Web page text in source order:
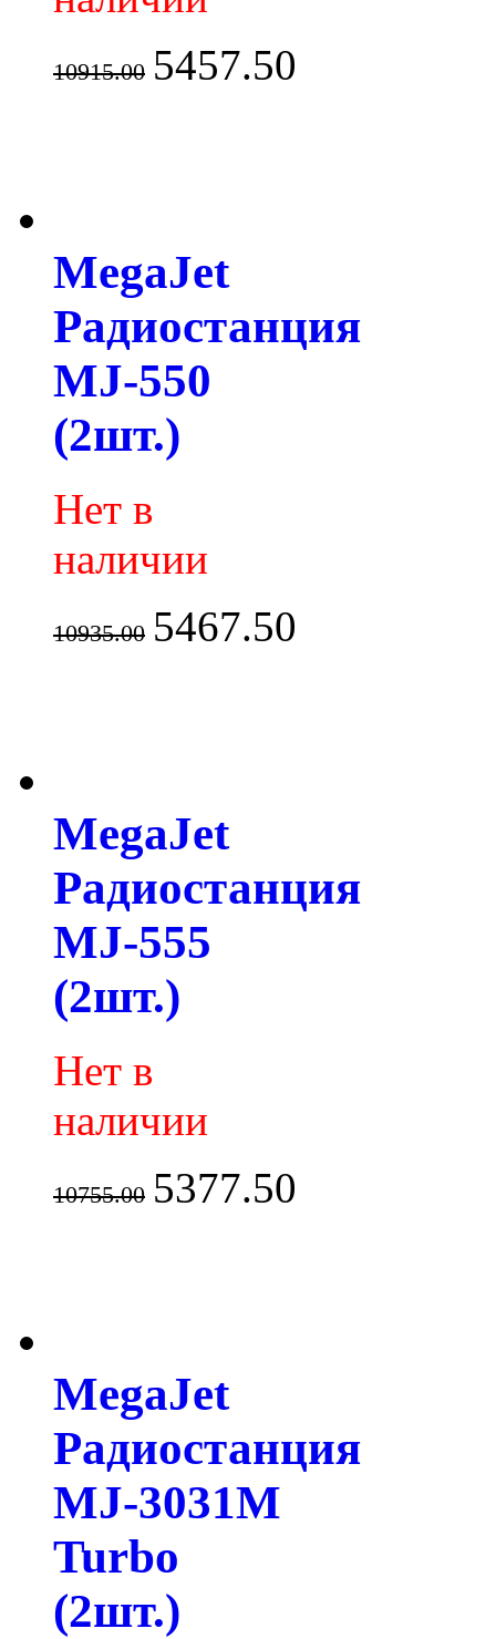
10915.00 5457.50
MegaJet
Радиостанция
MJ-550
(2шт.)
Нет в
наличии
10935.00 5467.50
MegaJet
Радиостанция
MJ-555
(2шт.)
Нет в
наличии
10755.00 5377.50
MegaJet
Радиостанция
MJ-3031M
Turbo
(2шт.)